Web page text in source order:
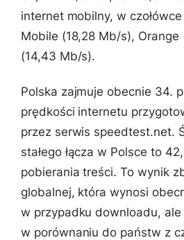
internet mobilny, w
Mobile (18,28 Mb/s), Orange
(14,43 Mb/s).
Polska zajmuje obecnie 34.
prędkości internetu
przez serwis speedtest.net.
stałego łącza w Polsce to
pobierania treści. To wynik
globalnej, która wynosi
w przypadku downloadu,
w porównaniu do państw z